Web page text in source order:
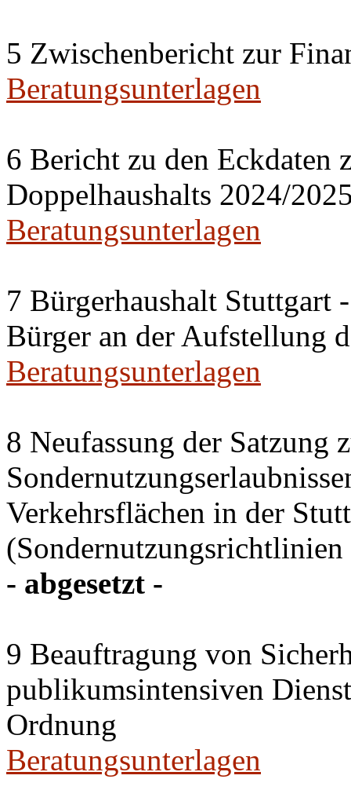
5 Zwischenbericht zur
Beratungsunterlagen
6 Bericht zu den Eckdaten
Doppelhaushalts 2024/
Beratungsunterlagen
7 Bürgerhaushalt Stuttgart
Bürger an der Aufstellung
Beratungsunterlagen
8 Neufassung der Satzung
Verkehrsflächen in der
(Sondernutzungsrichtlinien
- abgesetzt -
9 Beauftragung von
publikumsintensiven
Ordnung
Beratungsunterlagen